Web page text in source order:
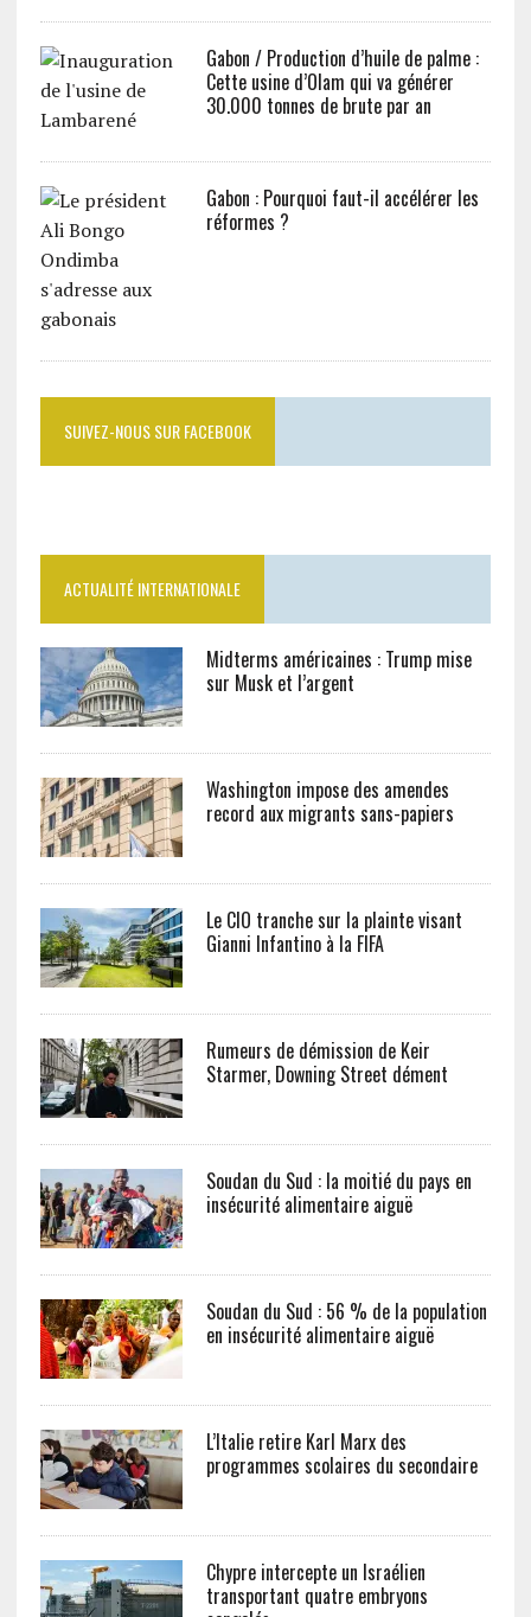
Gabon / Production d’huile de palme :
Cette usine d’Olam qui va générer
30.000 tonnes de brute par an
Gabon : Pourquoi faut-il accélérer les
réformes ?
SUIVEZ-NOUS SUR FACEBOOK
ACTUALITÉ INTERNATIONALE
Midterms américaines : Trump mise
sur Musk et l’argent
Washington impose des amendes
record aux migrants sans-papiers
Le CIO tranche sur la plainte visant
Gianni Infantino à la FIFA
Rumeurs de démission de Keir
Starmer, Downing Street dément
Soudan du Sud : la moitié du pays en
insécurité alimentaire aiguë
Soudan du Sud : 56 % de la population
en insécurité alimentaire aiguë
L’Italie retire Karl Marx des
programmes scolaires du secondaire
Chypre intercepte un Israélien
transportant quatre embryons